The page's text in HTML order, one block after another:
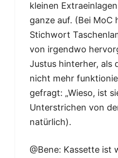
kleinen
ganze auf. (Bei MoC
Stichwort
von irgendwo
Justus hinterher, als
nicht mehr
gefragt: „Wieso, ist
Unterstrichen von
natürlich).
@Bene: Kassette ist